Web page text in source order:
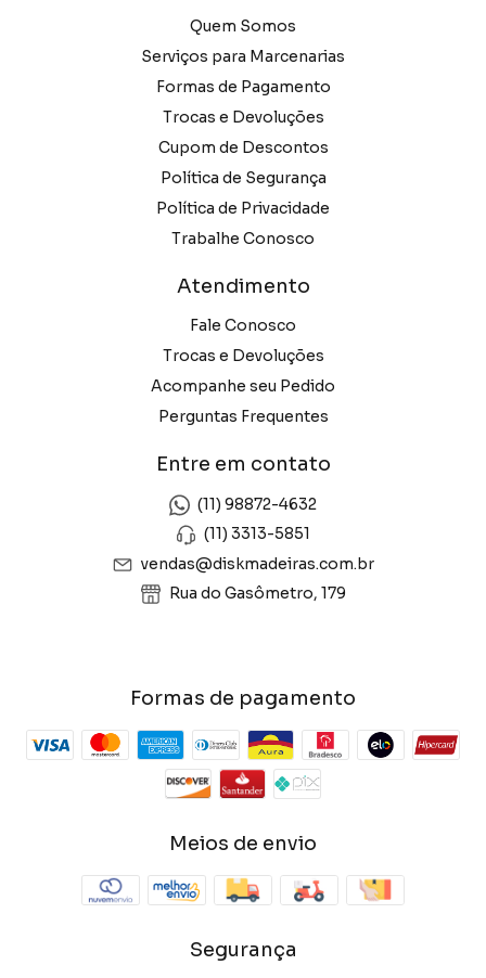
Quem Somos
Serviços para Marcenarias
Formas de Pagamento
Trocas e Devoluções
Cupom de Descontos
Política de Segurança
Política de Privacidade
Trabalhe Conosco
Atendimento
Fale Conosco
Trocas e Devoluções
Acompanhe seu Pedido
Perguntas Frequentes
Entre em contato
(11) 98872-4632
(11) 3313-5851
vendas@diskmadeiras.com.br
Rua do Gasômetro, 179
Formas de pagamento
Meios de envio
Segurança